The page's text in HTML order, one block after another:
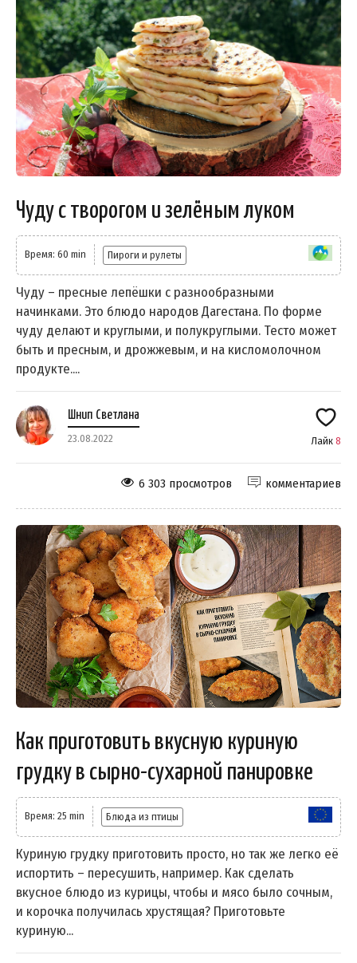
Чуду с творогом и зелёным луком
Время: 60 min Пироги и рулеты
Чуду – пресные лепёшки с разнообразными
начинками. Это блюдо народов Дагестана. По форме
чуду делают и круглыми, и полукруглыми. Тесто может
быть и пресным, и дрожжевым, и на кисломолочном
продукте....
Шнип Светлана
23.08.2022 Лайк 8
комментариев
6 303 просмотров
Как приготовить вкусную куриную
грудку в сырно-сухарной панировке
Время: 25 min Блюда из птицы
Куриную грудку приготовить просто, но так же легко её
испортить – пересушить, например. Как сделать
вкусное блюдо из курицы, чтобы и мясо было сочным,
и корочка получилась хрустящая? Приготовьте
куриную...